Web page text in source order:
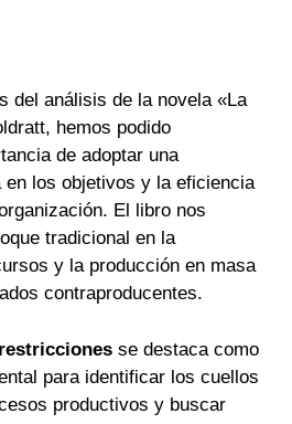
del análisis de la novela «La
hemos podido
de adoptar una
en los objetivos y la eficiencia
El libro nos
tradicional en la
y la producción en masa
contraproducentes.
se destaca como
para identificar los cuellos
productivos y buscar